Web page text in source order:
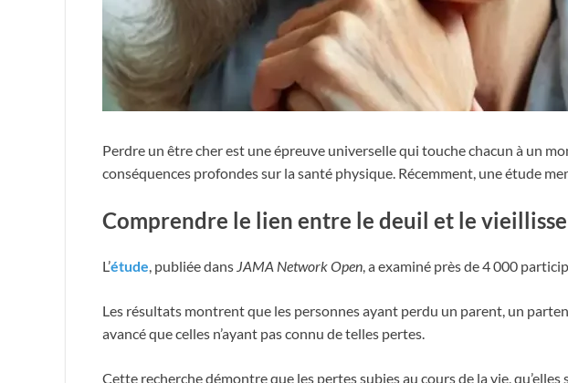
Perdre un être cher est une épreuve universelle qui touche chacun à un
conséquences profondes sur la santé physique. Récemment, une étude
Comprendre le lien entre le deuil et le
L’étude , publiée dans JAMA Network Open , a examiné près de 4 000
Les résultats montrent que les personnes ayant perdu un parent, un
avancé que celles n’ayant pas connu de telles pertes.
Cette recherche démontre que les pertes subies au cours de la vie,